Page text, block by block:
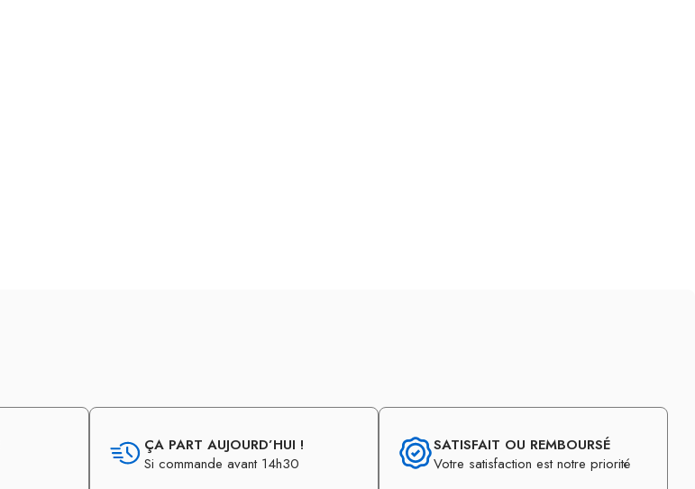
ÇA PART AUJOURD’HUI !
Si commande avant 14h30
SATISFAIT OU REMBOURSÉ
Votre satisfaction est notre priorité